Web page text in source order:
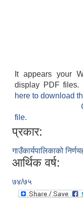
It appears your
display PDF files.
here to download
file.
प्रकार:
गाउँकार्यपालिकाको
आर्थिक वर्ष:
७४/७५